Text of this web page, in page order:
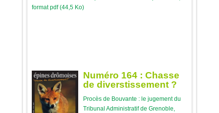
format pdf (44,5 Ko)
Numéro 164 : Chasse
de diverstissement ?
Procès de Bouvante : le jugement du
Tribunal Administratif de Grenoble,